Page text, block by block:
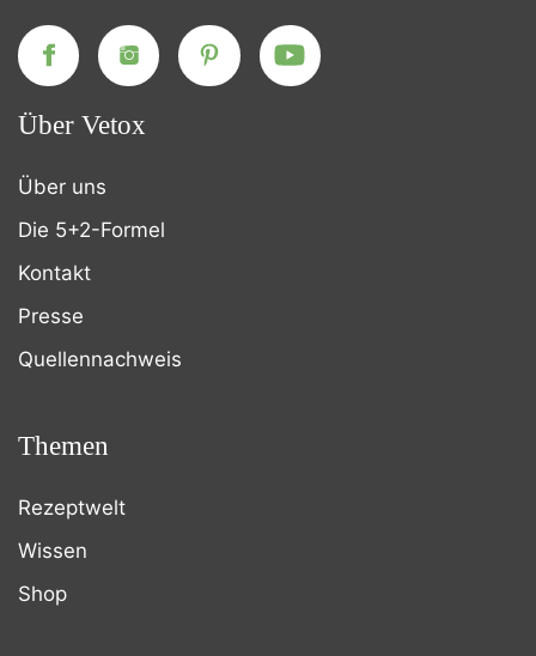
Über Vetox
Über uns
Die 5+2-Formel
Kontakt
Presse
Quellennachweis
Themen
Rezeptwelt
Wissen
Shop